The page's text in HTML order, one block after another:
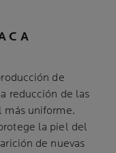
C A
de
reducción de las
más uniforme.
la piel del
de nuevas